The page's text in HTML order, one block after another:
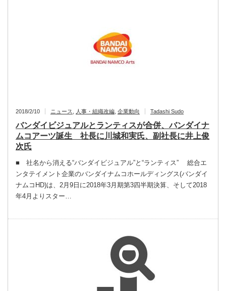
2018/2/10 ニュース 人事・組織改編 企業動向 Tadashi Sudo
バンダイビジュアルとランティスが合併、バンダイナ
ムコアーツ誕生 社長に川城和実氏、副社長に井上俊
次氏
■ 社名から消える“バンダイビジュアル”と“ランティス” 総合エ
ンタテイメント企業のバンダイナムコホールディングス(バンダイ
ナムコHD)は、2月9日に2018年3月期第3四半期決算、そして2018
年4月よりスター…